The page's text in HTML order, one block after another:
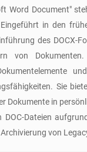
Word Document"
in den
des DOCX-
von Dokumenten.
Sie
Dokumente in
DOC-Dateien
von